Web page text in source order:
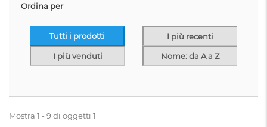
Ordina per
Tutti i prodotti I più recenti
I più venduti Nome: da A a Z
Mostra 1 - 9 di oggetti 1